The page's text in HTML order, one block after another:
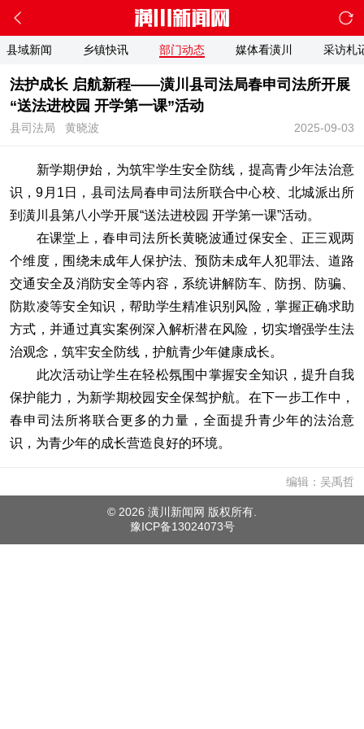
县域新闻 乡镇快讯 部门动态 媒体看潢川 采访札
法护成长 启航新程——潢川县司法局春申司法所开展
“送法进校园 开学第一课”活动
2025-09-03
县司法局 黄晓波
新学期伊始，为筑牢学生安全防线，提高青少年法治意
识，9月1日，县司法局春申司法所联合中心校、北城派出所
到潢川县第八小学开展“送法进校园 开学第一课”活动。
在课堂上，春申司法所长黄晓波通过保安全、正三观两
个维度，围绕未成年人保护法、预防未成年人犯罪法、道路
交通安全及消防安全等内容，系统讲解防车、防拐、防骗、
防欺凌等安全知识，帮助学生精准识别风险，掌握正确求助
方式，并通过真实案例深入解析潜在风险，切实增强学生法
治观念，筑牢安全防线，护航青少年健康成长。
此次活动让学生在轻松氛围中掌握安全知识，提升自我
保护能力，为新学期校园安全保驾护航。在下一步工作中，
春申司法所将联合更多的力量，全面提升青少年的法治意
识，为青少年的成长营造良好的环境。
编辑：吴禹哲
© 2026 潢川新闻网 版权所有.
豫ICP备13024073号